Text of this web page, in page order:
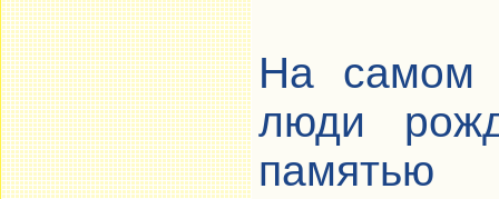
На самом
люди
памятью